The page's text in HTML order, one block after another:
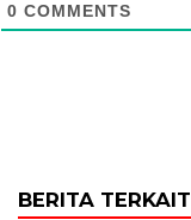
0 COMMENTS
BERITA TERKAIT